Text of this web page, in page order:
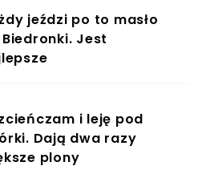
jeździ po to masło
Jest
i leję pod
Dają dwa razy
plony